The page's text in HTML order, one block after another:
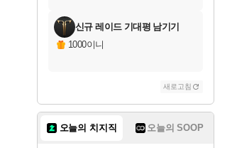
신규 레이드 기대평 남기기
1000이니
새로고침
오늘의 치지직 오늘의 SOOP